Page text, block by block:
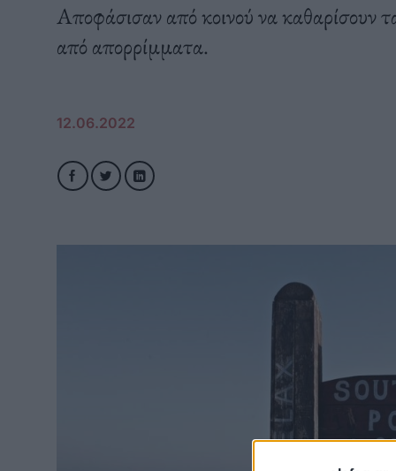
Αποφάσισαν από κοινού να καθαρίσουν
από απορρίμματα.
12.06.2022